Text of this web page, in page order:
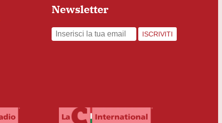
Newsletter
ISCRIVITI